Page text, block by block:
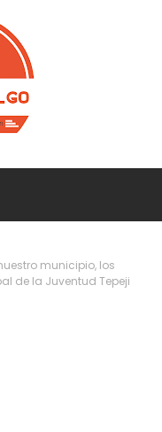
municipio, los
de la Juventud Tepeji